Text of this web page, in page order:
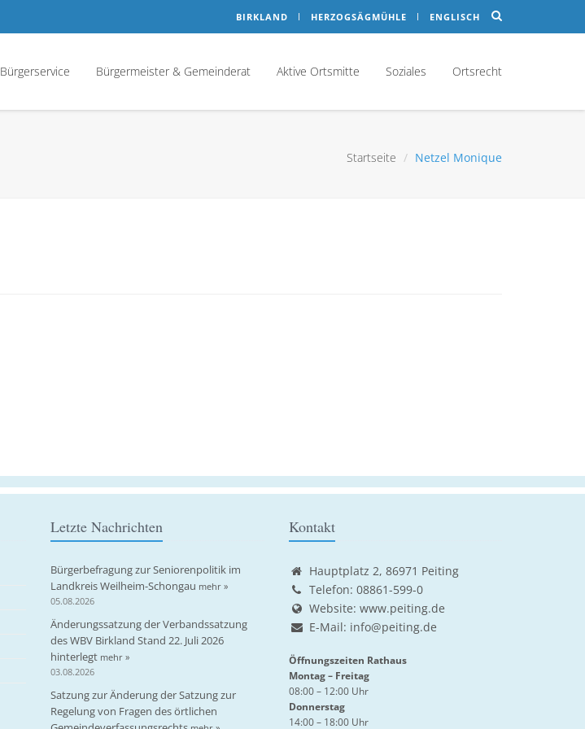
BIRKLAND HERZOGSÄGMÜHLE ENGLISCH
Bürgerservice Bürgermeister & Gemeinderat Aktive Ortsmitte Soziales Ortsrecht
Startseite Netzel Monique
Letzte Nachrichten
Bürgerbefragung zur Seniorenpolitik im
Landkreis Weilheim-Schongau mehr »
05.08.2026
Änderungssatzung der Verbandssatzung
des WBV Birkland Stand 22. Juli 2026
hinterlegt mehr »
03.08.2026
Satzung zur Änderung der Satzung zur
Regelung von Fragen des örtlichen
Kontakt
Hauptplatz 2, 86971 Peiting
Telefon: 08861-599-0
Website: www.peiting.de
E-Mail: info@peiting.de
Öffnungszeiten Rathaus
Montag – Freitag
08:00 – 12:00 Uhr
Donnerstag
14:00 – 18:00 Uhr